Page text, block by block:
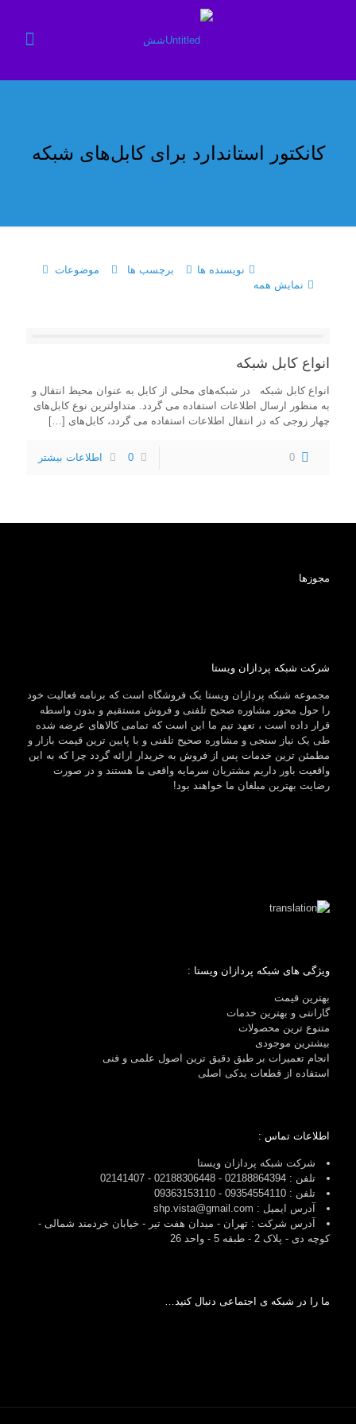
کانکتور استاندارد برای کابل‌های شبکه
موضوعات برچسب ها
نویسنده ها
نمایش همه
انواع کابل شبکه
انواع کابل شبکه در شبکه‌های محلی از کابل به عنوان محیط انتقال و
به منظور ارسال اطلاعات استفاده می گردد. متداولترین نوع کابل‌های
چهار زوجی که در انتقال اطلاعات استفاده می گردد، کابل‌های […]
0
0 اطلاعات بیشتر
مجوزها
شرکت شبکه پردازان ویستا
مجموعه شبکه پردازان ویستا یک فروشگاه است که برنامه فعالیت خود
را حول محور مشاوره صحیح تلفنی و فروش مستقیم و بدون واسطه
قرار داده است ، تعهد تیم ما این است که تمامی کالاهای عرضه شده
طی یک نیاز سنجی و مشاوره صحیح تلفنی و با پایین ترین قیمت بازار و
مطمئن ترین خدمات پس از فروش به خریدار ارائه گردد چرا که به این
واقعیت باور داریم مشتریان سرمایه واقعی ما هستند و در صورت
رضایت بهترین مبلغان ما خواهند بود!
ویژگی های شبکه پردازان ویستا :
بهترین قیمت
گارانتی و بهترین خدمات
متنوع ترین محصولات
بیشترین موجودی
انجام تعمیرات بر طبق دقیق ترین اصول علمی و فنی
استفاده از قطعات یدکی اصلی
اطلاعات تماس :
شرکت شبکه پردازان ویستا
تلفن : 02188864394 - 02188306448 - 02141407
تلفن : 09354554110 - 09363153110
آدرس ایمیل : shp.vista@gmail.com
آدرس شرکت : تهران - میدان هفت تیر - خیابان خردمند شمالی -
کوچه دی - پلاک 2 - طبقه 5 - واحد 26
ما را در شبکه ی اجتماعی دنبال کنید…